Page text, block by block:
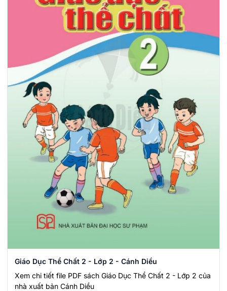
Giáo Dục Thể Chất 2 - Lớp 2 - Cánh Diều
Xem chi tiết file PDF sách Giáo Dục Thể Chất 2 - Lớp 2 của
nhà xuất bản Cánh Diều